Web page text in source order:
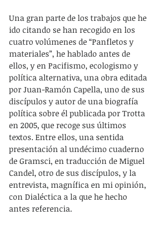
Una gran parte de los trabajos que he
ido citando se han recogido en los
cuatro volúmenes de “Panfletos y
materiales”, he hablado antes de
ellos, y en Pacifismo, ecologismo y
política alternativa, una obra editada
por Juan-Ramón Capella, uno de sus
discípulos y autor de una biografía
política sobre él publicada por Trotta
en 2005, que recoge sus últimos
textos. Entre ellos, una sentida
presentación al undécimo cuaderno
de Gramsci, en traducción de Miguel
Candel, otro de sus discípulos, y la
entrevista, magnífica en mi opinión,
con Dialéctica a la que he hecho
antes referencia.